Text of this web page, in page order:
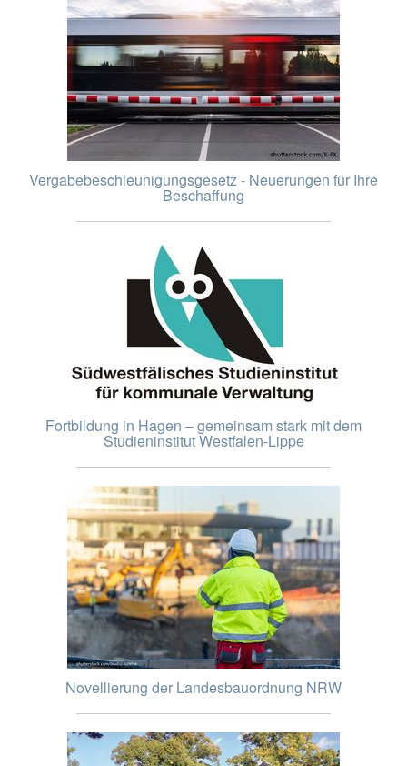
Vergabebeschleunigungsgesetz - Neuerungen für Ihre
Beschaffung
Fortbildung in Hagen – gemeinsam stark mit dem
Studieninstitut Westfalen-Lippe
Novellierung der Landesbauordnung NRW